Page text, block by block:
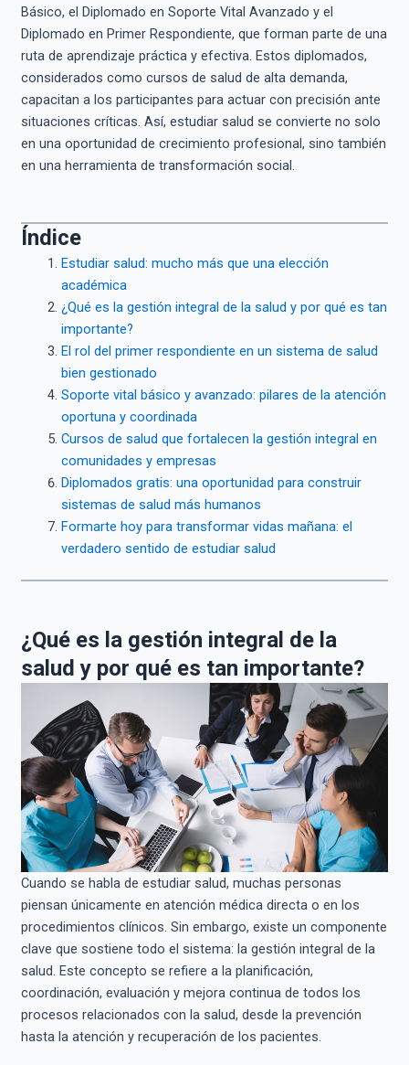
Básico, el Diplomado en Soporte Vital Avanzado y el
Diplomado en Primer Respondiente, que forman parte de una
ruta de aprendizaje práctica y efectiva. Estos diplomados,
considerados como cursos de salud de alta demanda,
capacitan a los participantes para actuar con precisión ante
situaciones críticas. Así, estudiar salud se convierte no solo
en una oportunidad de crecimiento profesional, sino también
en una herramienta de transformación social.
Índice
Estudiar salud: mucho más que una elección
académica
¿Qué es la gestión integral de la salud y por qué es tan
importante?
El rol del primer respondiente en un sistema de salud
bien gestionado
Soporte vital básico y avanzado: pilares de la atención
oportuna y coordinada
Cursos de salud que fortalecen la gestión integral en
comunidades y empresas
Diplomados gratis: una oportunidad para construir
sistemas de salud más humanos
Formarte hoy para transformar vidas mañana: el
verdadero sentido de estudiar salud
¿Qué es la gestión integral de la
salud y por qué es tan importante?
Cuando se habla de estudiar salud, muchas personas
piensan únicamente en atención médica directa o en los
procedimientos clínicos. Sin embargo, existe un componente
clave que sostiene todo el sistema: la gestión integral de la
salud. Este concepto se refiere a la planificación,
coordinación, evaluación y mejora continua de todos los
procesos relacionados con la salud, desde la prevención
hasta la atención y recuperación de los pacientes.